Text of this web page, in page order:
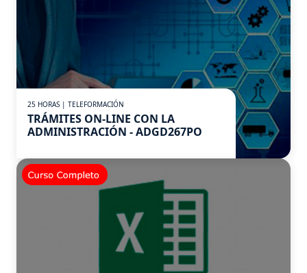
25 HORAS | TELEFORMACIÓN
TRÁMITES ON-LINE CON LA
ADMINISTRACIÓN - ADGD267PO